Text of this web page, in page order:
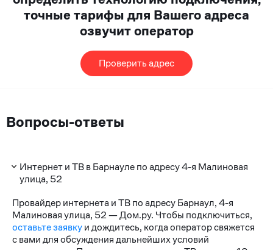
точные тарифы для Вашего адреса
озвучит оператор
Проверить адрес
Вопросы-ответы
Интернет и ТВ в Барнауле по адресу 4-я Малиновая
улица, 52
Провайдер интернета и ТВ по адресу Барнаул, 4-я
Малиновая улица, 52 — Дом.ру. Чтобы подключиться,
оставьте заявкуи дождитесь, когда оператор свяжется
с вами для обсуждения дальнейших условий